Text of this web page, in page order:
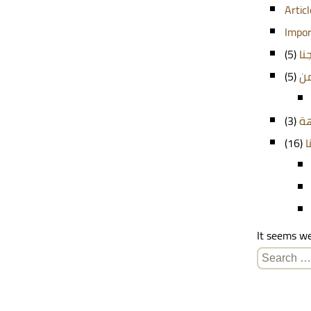
(5)
(5)
(3)
(16)
It seems
Search